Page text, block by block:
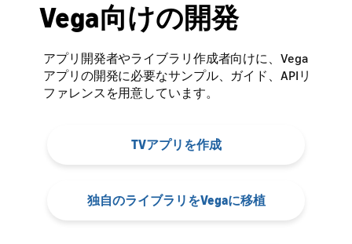
Vega向けの開発
アプリ開発者やライブラリ作成者向けに、Vega
アプリの開発に必要なサンプル、ガイド、APIリ
ファレンスを用意しています。
TVアプリを作成
独自のライブラリをVegaに移植